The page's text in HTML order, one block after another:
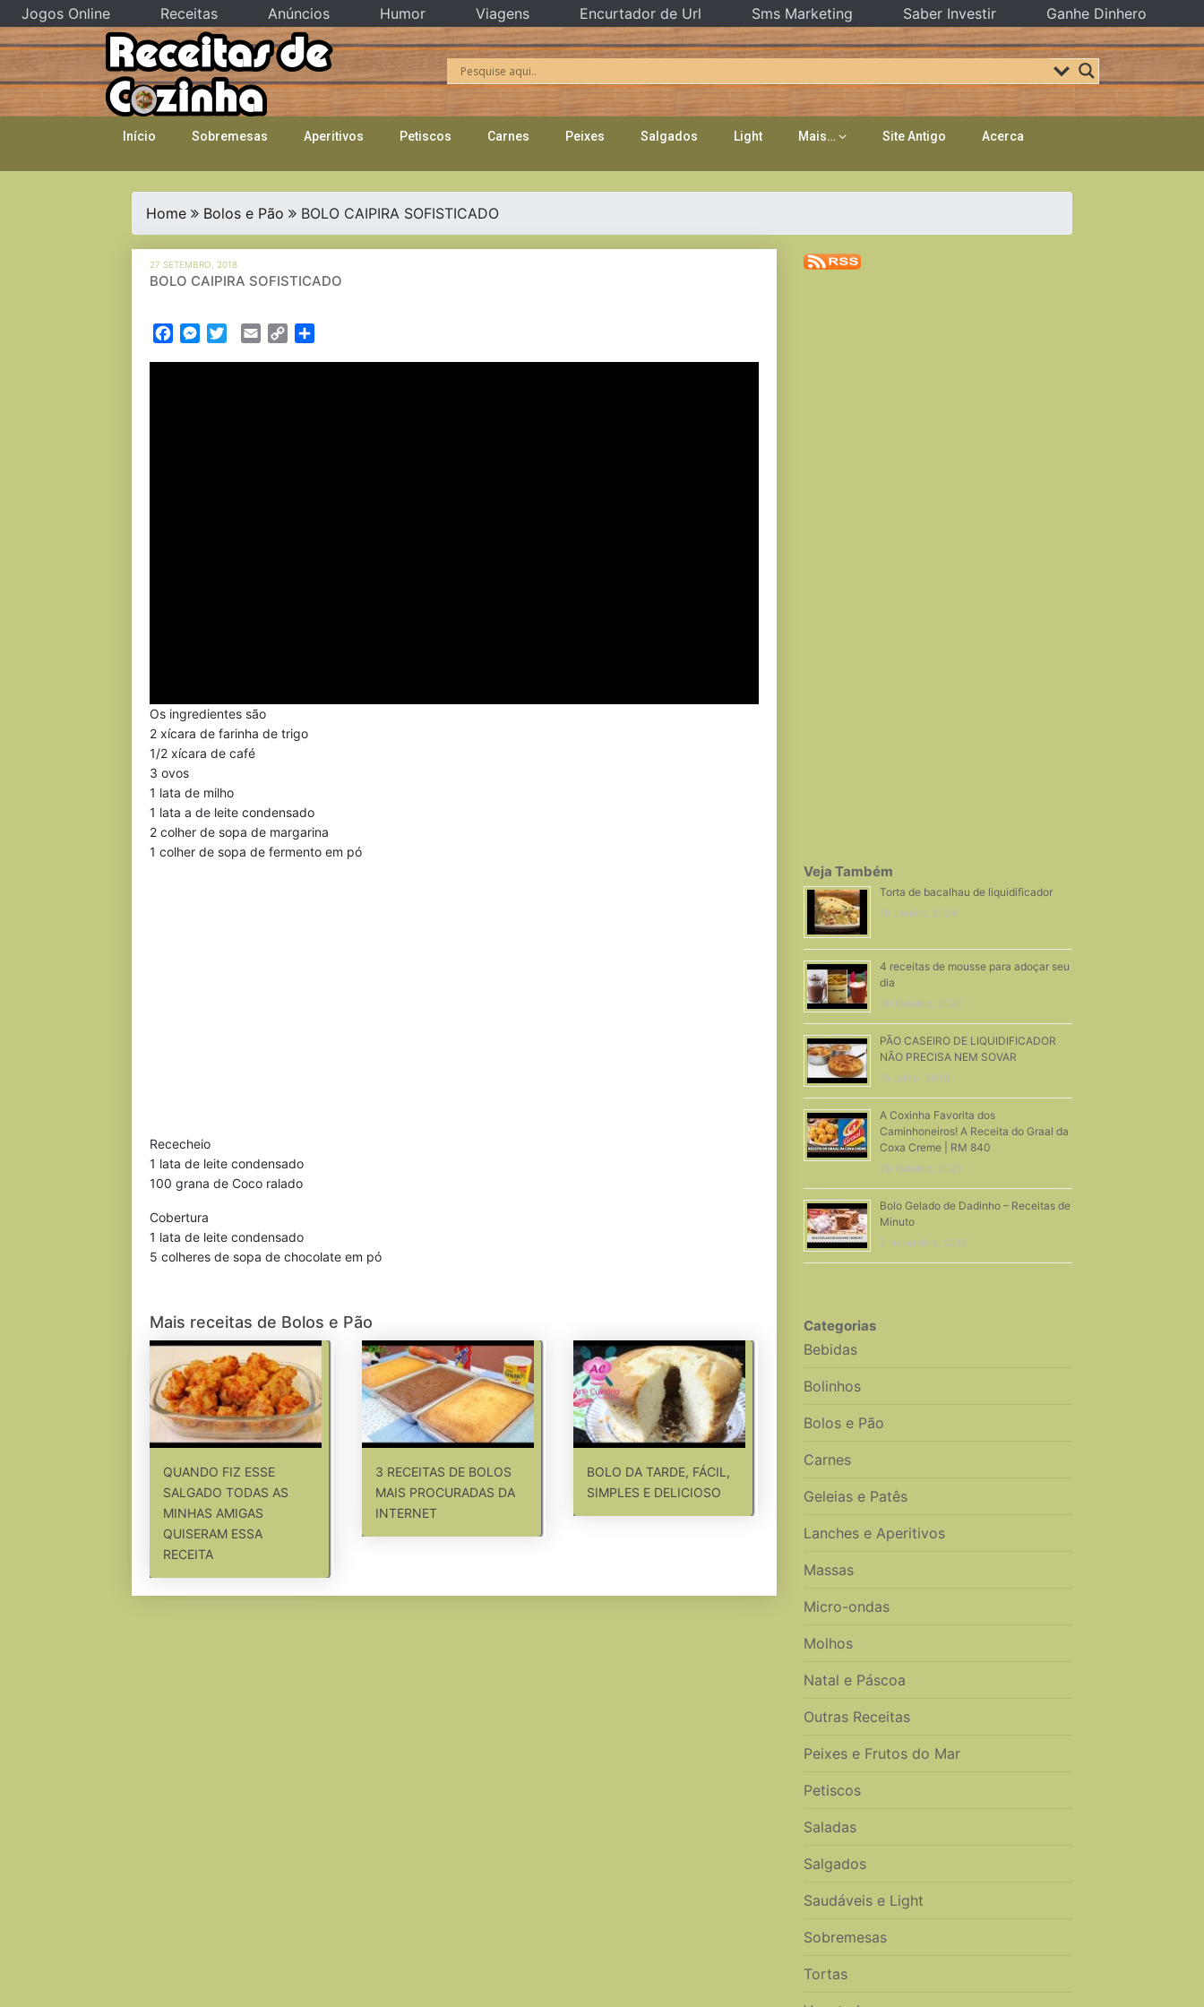
Skip
to
content
Início Sobremesas Aperitivos Petiscos Carnes Peixes Salgados Light Mais… Site Antigo Acerca
Home Bolos e Pão BOLO CAIPIRA SOFISTICADO
27 SETEMBRO, 2018
BOLO CAIPIRA SOFISTICADO
FacebookMessenger
TwitterEmail Copy
Os ingredientes são
2 xícara de farinha de trigo
1/2 xícara de café
3 ovos
1 lata de milho
1 lata a de leite condensado
2 colher de sopa de margarina
1 colher de sopa de fermento em pó
Rececheio
1 lata de leite condensado
100 grana de Coco ralado
Cobertura
1 lata de leite condensado
5 colheres de sopa de chocolate em pó
Mais receitas de Bolos e Pão
QUANDO FIZ ESSE
SALGADO TODAS AS
MINHAS AMIGAS
QUISERAM ESSA
RECEITA
3 RECEITAS DE BOLOS
MAIS PROCURADAS DA
INTERNET
BOLO DA TARDE, FÁCIL,
SIMPLES E DELICIOSO
Veja Também
Torta de bacalhau de liquidificador
16 Janeiro, 2024
4 receitas de mousse para adoçar seu
dia
30 Outubro, 2020
PÃO CASEIRO DE LIQUIDIFICADOR
NÃO PRECISA NEM SOVAR
15 Julho, 2020
A Coxinha Favorita dos
Caminhoneiros! A Receita do Graal da
Coxa Creme | RM 840
28 Outubro, 2023
Bolo Gelado de Dadinho – Receitas de
Minuto
2 Novembro, 2016
Categorias
Bebidas
Bolinhos
Bolos e Pão
Carnes
Geleias e Patês
Lanches e Aperitivos
Massas
Micro-ondas
Molhos
Natal e Páscoa
Outras Receitas
Peixes e Frutos do Mar
Petiscos
Saladas
Salgados
Saudáveis e Light
Sobremesas
Tortas
Jogos Online Receitas Anúncios Humor Viagens Encurtador de Url Sms Marketing Saber Investir Ganhe Dinhero